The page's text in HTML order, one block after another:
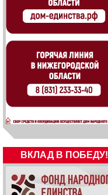
ВКЛАД В ПОБЕДУ!